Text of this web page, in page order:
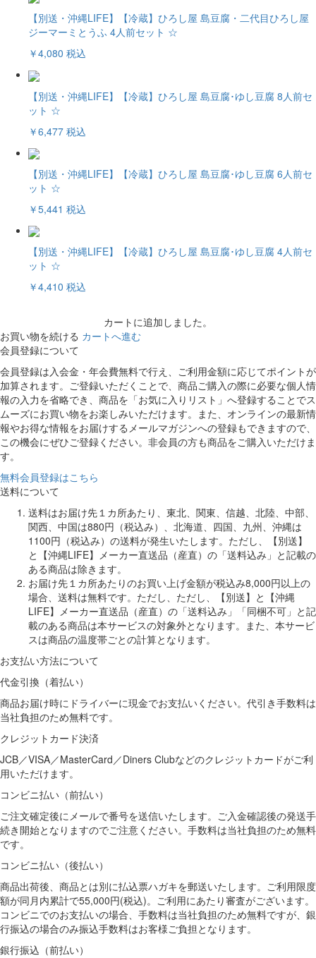
【別送・沖縄LIFE】【冷蔵】ひろし屋 島豆腐・二代目ひろし屋
ジーマーミとうふ 4人前セット ☆
￥4,080 税込
【別送・沖縄LIFE】【冷蔵】ひろし屋 島豆腐･ゆし豆腐 8人前セ
ット ☆
￥6,477 税込
【別送・沖縄LIFE】【冷蔵】ひろし屋 島豆腐･ゆし豆腐 6人前セ
ット ☆
￥5,441 税込
【別送・沖縄LIFE】【冷蔵】ひろし屋 島豆腐･ゆし豆腐 4人前セ
ット ☆
￥4,410 税込
カートに追加しました。
お買い物を続ける カートへ進む
会員登録について
会員登録は入会金・年会費無料で行え、ご利用金額に応じてポイントが
加算されます。ご登録いただくことで、商品ご購入の際に必要な個人情
報の入力を省略でき、商品を「お気に入りリスト」へ登録することでス
ムーズにお買い物をお楽しみいただけます。また、オンラインの最新情
報やお得な情報をお届けするメールマガジンへの登録もできますので、
この機会にぜひご登録ください。非会員の方も商品をご購入いただけま
す。
無料会員登録はこちら
送料について
送料はお届け先１カ所あたり、東北、関東、信越、北陸、中部、
関西、中国は880円（税込み）、北海道、四国、九州、沖縄は
1100円（税込み）の送料が発生いたします。ただし、【別送】
と【沖縄LIFE】メーカー直送品（産直）の「送料込み」と記載の
ある商品は除きます。
お届け先１カ所あたりのお買い上げ金額が税込み8,000円以上の
場合、送料は無料です。ただし、ただし、【別送】と【沖縄
LIFE】メーカー直送品（産直）の「送料込み」「同梱不可」と記
載のある商品は本サービスの対象外となります。また、本サービ
スは商品の温度帯ごとの計算となります。
お支払い方法について
代金引換（着払い）
商品お届け時にドライバーに現金でお支払いください。代引き手数料は
当社負担のため無料です。
クレジットカード決済
JCB／VISA／MasterCard／Diners Clubなどのクレジットカードがご利
用いただけます。
コンビニ払い（前払い）
ご注文確定後にメールで番号を送信いたします。ご入金確認後の発送手
続き開始となりますのでご注意ください。手数料は当社負担のため無料
です。
コンビニ払い（後払い）
商品出荷後、商品とは別に払込票ハガキを郵送いたします。ご利用限度
額が同月内累計で55,000円(税込)。ご利用にあたり審査がございます。
コンビニでのお支払いの場合、手数料は当社負担のため無料ですが、銀
行振込の場合のみ振込手数料はお客様ご負担となります。
銀行振込（前払い）